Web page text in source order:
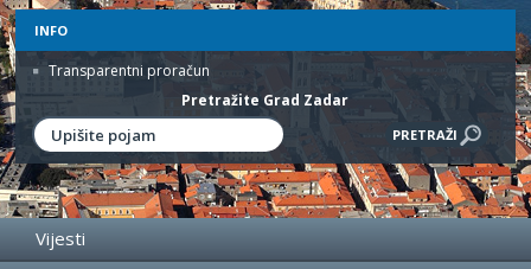
INFO
Transparentni proračun
Pretražite Grad Zadar
Vijesti